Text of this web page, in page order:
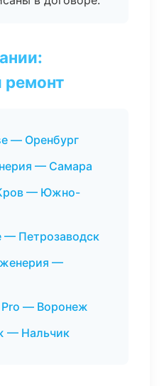
ремонт
— Оренбург
— Самара
— Южно-
— Петрозаводск
—
— Воронеж
— Нальчик